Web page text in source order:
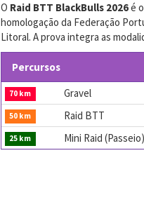
O Raid BTT BlackBulls 2026é
homologação da Federação
Litoral. A prova integra as
Percursos
70 km Gravel
50 km Raid BTT
25 km Mini Raid (Passeio)